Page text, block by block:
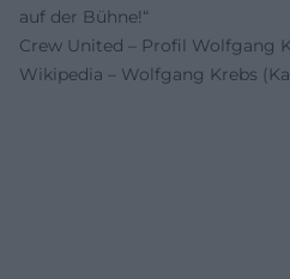
auf der Bühne!“
Crew United – Profil Wolfgang
Wikipedia – Wolfgang Krebs